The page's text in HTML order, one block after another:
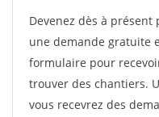
Devenez dès à
une demande gratuite
formulaire pour
trouver des chantiers.
vous recevrez des